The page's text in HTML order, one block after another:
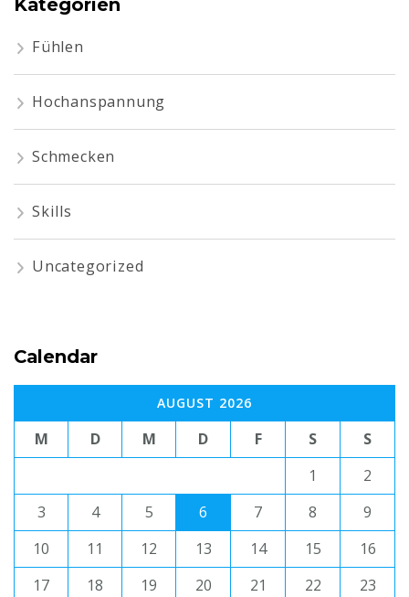
Kategorien
Fühlen
Hochanspannung
Schmecken
Skills
Uncategorized
Calendar
AUGUST 2026
M D M D F S
S
1
2
3
4 5 6 7 8
9
10
11 12 13 14 15
16
17
18 19 20 21 22
23